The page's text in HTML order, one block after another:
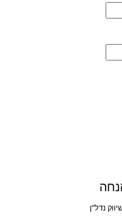
נדל"ן